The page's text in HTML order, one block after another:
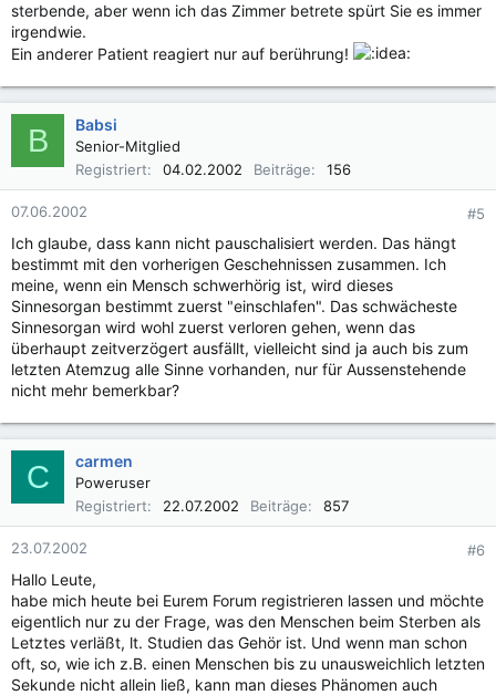
sterbende, aber wenn ich das Zimmer betrete spürt Sie es immer
irgendwie.
Ein anderer Patient reagiert nur auf berührung!
B Babsi
Senior-Mitglied
Registriert
04.02.2002 Beiträge 156
07.06.2002 #5
Ich glaube, dass kann nicht pauschalisiert werden. Das hängt
bestimmt mit den vorherigen Geschehnissen zusammen. Ich
meine, wenn ein Mensch schwerhörig ist, wird dieses
Sinnesorgan bestimmt zuerst "einschlafen". Das schwächeste
Sinnesorgan wird wohl zuerst verloren gehen, wenn das
überhaupt zeitverzögert ausfällt, vielleicht sind ja auch bis zum
letzten Atemzug alle Sinne vorhanden, nur für Aussenstehende
nicht mehr bemerkbar?
C carmen
Poweruser
Registriert
22.07.2002 Beiträge 857
23.07.2002 #6
Hallo Leute,
habe mich heute bei Eurem Forum registrieren lassen und möchte
eigentlich nur zu der Frage, was den Menschen beim Sterben als
Letztes verläßt, lt. Studien das Gehör ist. Und wenn man schon
oft, so, wie ich z.B. einen Menschen bis zu unausweichlich letzten
Sekunde nicht allein ließ, kann man dieses Phänomen auch